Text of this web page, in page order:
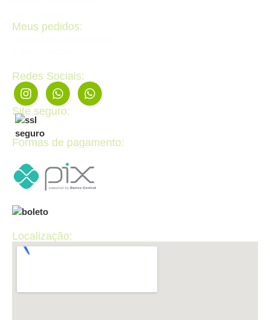
Meus pedidos:
Redes Sociais:
Site seguro:
Formas de pagamento:
Localização: